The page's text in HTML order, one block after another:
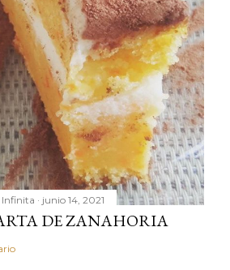
Infinita junio 14, 2021
DE ZANAHORIA